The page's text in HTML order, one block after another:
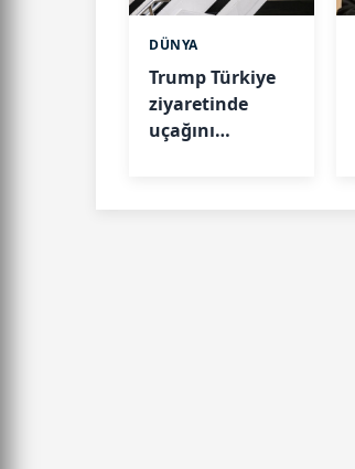
DÜNYA
Trump Türkiye
ziyaretinde
uçağını